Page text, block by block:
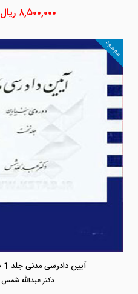
۸,۵۰۰,۰۰۰ ریال
موجود
آیین دادرسی مدنی جلد 1 «بنیادین»
دكتر عبدالله شمس